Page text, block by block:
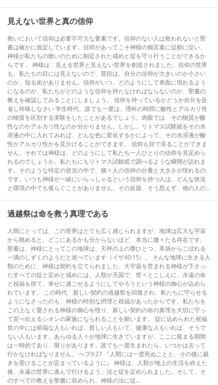
見えない世界と真の信仰
救いにおいて信仰は必要不可欠な要素です。信仰のない人は救われないと聖
書は確かに規定しています。信仰があってこそ神様の御言葉に従順に従い、
神様が私たちの救いのために制定された戒めと掟を守り行うことができるか
らです。 神様は、見える世界と見えない世界を創造されました。信仰の世界
も、私たちの目には見えないので、普段は、自分の信仰が大きいのか小さい
のか、知る術がありません。信仰がいつ、どのようにして表面に現れるよう
になるのか、私たちがどのような信仰を持たなければならないのか、聖書の
教えを確認してみることにしましょう。 信仰を持っているかどうか自分を反
省し吟味しなさい 学生時代、誰でも一度は、理科の時間に酸性とアルカリ性
の物質を区別する実験をしたことがあるでしょう。肉眼では、その物質が酸
性なのかアルカリ性なのか分かりません。しかし、リトマス試験紙をその水
溶液の中に入れてみれば、どんな色に変化するかによって、その水溶液が酸
性かアルカリ性かを見分けることができます。 信仰も目で見ることができま
せん。それでは神様は、どのようにして私たち一人ひとりの信仰を見定めら
れるのでしょうか。私たちにもリトマス試験紙で調べるような瞬間が訪れま
す。そのような特定の状況の中で、個々人の信仰の分量と大きさが現れるの
です。いつも神様が一緒にいらっしゃるという信仰を持つ人は、どんな状況
と環境の中でも搖らぐことがありません。その反面、そう思えず、他の人の...
過越祭は命を救う真理である
人間にとっては、この世界はとても広く感じられますが、地球は広大な宇宙
から眺めると、どこにあるかも分からないほど、本当に微々たる存在です。
聖書は、神様にとってこの地球は、天秤の上の塵ひとつ、革袋からこぼれる
一滴のしずくのようだと述べています（イザ40:15）。 そんな地球に生きる人
類のために、神様は契約を立てられました。大宇宙を営まれる神様が下さっ
たすべての掟と定めと戒めには、人類が天国で、世々とこしえに、永遠の命
と祝福を得て、幸せに過ごせるようにしてやろうという神様の御心が込めら
れています。 この時代、新しい契約の過越祭を回復され、私たちに守らせる
ようになさったのも、神様の特別な摂理と祝福があったからです。私たちを
この上なく愛される神様の御心を悟り、新しい契約の命の真理を大切に守っ
て宣べ伝えるシオンの家族になられることを願います。 掟に込められた祝福
世の中には裕福な人もいれば、貧しい人もいて、健康な人もいれば、そうで
ない人もいます。あらゆる人々が地球に生きていますが、ここに留まる期間
は一時的であり、限りがあります。誰でも一度生まれたら、いつかは去って
行かなければなりません。 ヘブ9:27 『人間には一度死ぬことと、その後に裁
きを受けることが定まっているように』 神様は、人類が地上の生活を終えた
後、永遠の世界に進んで行けるよう、法と掟を定められました。そして、そ
のすべての教えを聖書に収められ、神様の法に従...